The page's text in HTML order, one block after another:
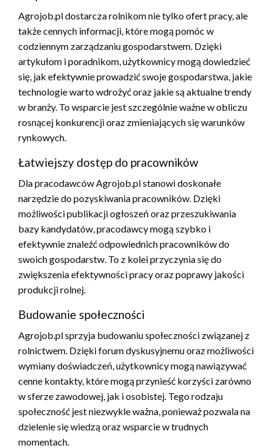
Agrojob.pl dostarcza rolnikom nie tylko ofert pracy, ale
także cennych informacji, które mogą pomóc w
codziennym zarządzaniu gospodarstwem. Dzięki
artykułom i poradnikom, użytkownicy mogą dowiedzieć
się, jak efektywnie prowadzić swoje gospodarstwa, jakie
technologie warto wdrożyć oraz jakie są aktualne trendy
w branży. To wsparcie jest szczególnie ważne w obliczu
rosnącej konkurencji oraz zmieniających się warunków
rynkowych.
Łatwiejszy dostęp do pracowników
Dla pracodawców Agrojob.pl stanowi doskonałe
narzędzie do pozyskiwania pracowników. Dzięki
możliwości publikacji ogłoszeń oraz przeszukiwania
bazy kandydatów, pracodawcy mogą szybko i
efektywnie znaleźć odpowiednich pracowników do
swoich gospodarstw. To z kolei przyczynia się do
zwiększenia efektywności pracy oraz poprawy jakości
produkcji rolnej.
Budowanie społeczności
Agrojob.pl sprzyja budowaniu społeczności związanej z
rolnictwem. Dzięki forum dyskusyjnemu oraz możliwości
wymiany doświadczeń, użytkownicy mogą nawiązywać
cenne kontakty, które mogą przynieść korzyści zarówno
w sferze zawodowej, jak i osobistej. Tego rodzaju
społeczność jest niezwykle ważna, ponieważ pozwala na
dzielenie się wiedzą oraz wsparcie w trudnych
momentach.